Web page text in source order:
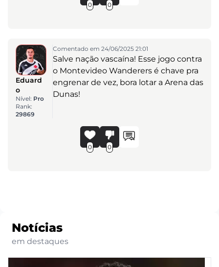
0 0
Eduard
o
Nível: Pro
Rank:
29869
Comentado em 24/06/2025 21:01
Salve nação vascaína! Esse jogo contra
o Montevideo Wanderers é chave pra
engrenar de vez, bora lotar a Arena das
Dunas!
0 0
Notícias
em destaques